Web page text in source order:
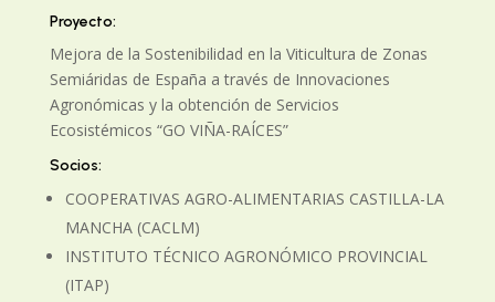
Proyecto:
Mejora de la Sostenibilidad en la Viticultura de Zonas
Semiáridas de España a través de Innovaciones
Agronómicas y la obtención de Servicios
Ecosistémicos “GO VIÑA-RAÍCES”
Socios:
COOPERATIVAS AGRO-ALIMENTARIAS CASTILLA-LA
MANCHA (CACLM)
INSTITUTO TÉCNICO AGRONÓMICO PROVINCIAL
(ITAP)